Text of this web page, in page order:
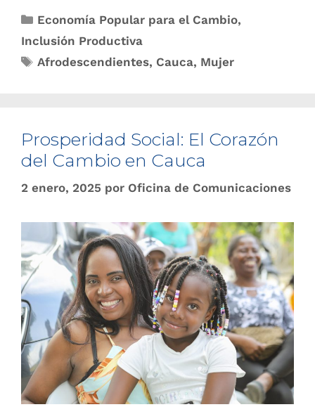
Economía Popular para el Cambio,
Inclusión Productiva
Afrodescendientes, Cauca, Mujer
Prosperidad Social: El Corazón
del Cambio en Cauca
2 enero, 2025 por Oficina de Comunicaciones